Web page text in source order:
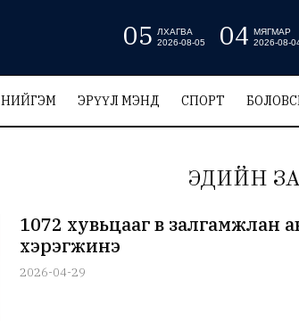
05
ЛХАГВА
2026-08-05
04 МЯГМАР
2026-08-
НИЙГЭМ ЭРҮҮЛ МЭНД СПОРТ
ЭДИЙН
1072 хувьцааг өв залгамжлан
хэрэгжинэ
2026-04-29